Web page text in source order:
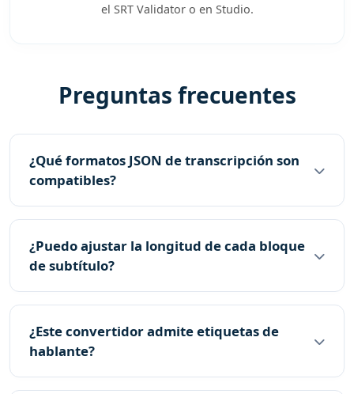
el SRT Validator o en Studio.
Preguntas frecuentes
¿Qué formatos JSON de transcripción son
compatibles?
¿Puedo ajustar la longitud de cada bloque
de subtítulo?
¿Este convertidor admite etiquetas de
hablante?